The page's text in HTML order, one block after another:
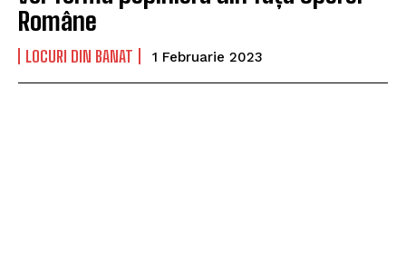
Române
LOCURI DIN BANAT 1 Februarie 2023